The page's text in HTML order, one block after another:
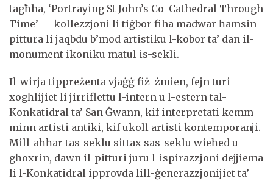
tagħha, ‘Portraying St John’s Co-Cathedral Through
Time’ — kollezzjoni li tiġbor fiha madwar ħamsin
pittura li jaqbdu b’mod artistiku l-kobor ta’ dan il-
monument ikoniku matul is-sekli.
Il-wirja tippreżenta vjaġġ fiż-żmien, fejn turi
xogħlijiet li jirriflettu l-intern u l-estern tal-
Konkatidral ta’ San Ġwann, kif interpretati kemm
minn artisti antiki, kif ukoll artisti kontemporanji.
Mill-aħħar tas-seklu sittax sas-seklu wieħed u
għoxrin, dawn il-pitturi juru l-ispirazzjoni dejjiema
li l-Konkatidral ipprovda lill-ġenerazzjonijiet ta’